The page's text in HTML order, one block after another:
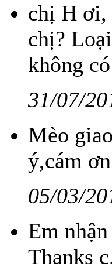
chị H ơi,
chị?
không
31/07/
Mèo
ý,cám
05/03/
Em
Thanks